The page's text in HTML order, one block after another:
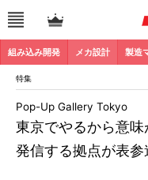
組み込み開発 メカ設計 製造
特集
東京でやるから意
発信する拠点が表参
Pop-Up Gallery Tokyo